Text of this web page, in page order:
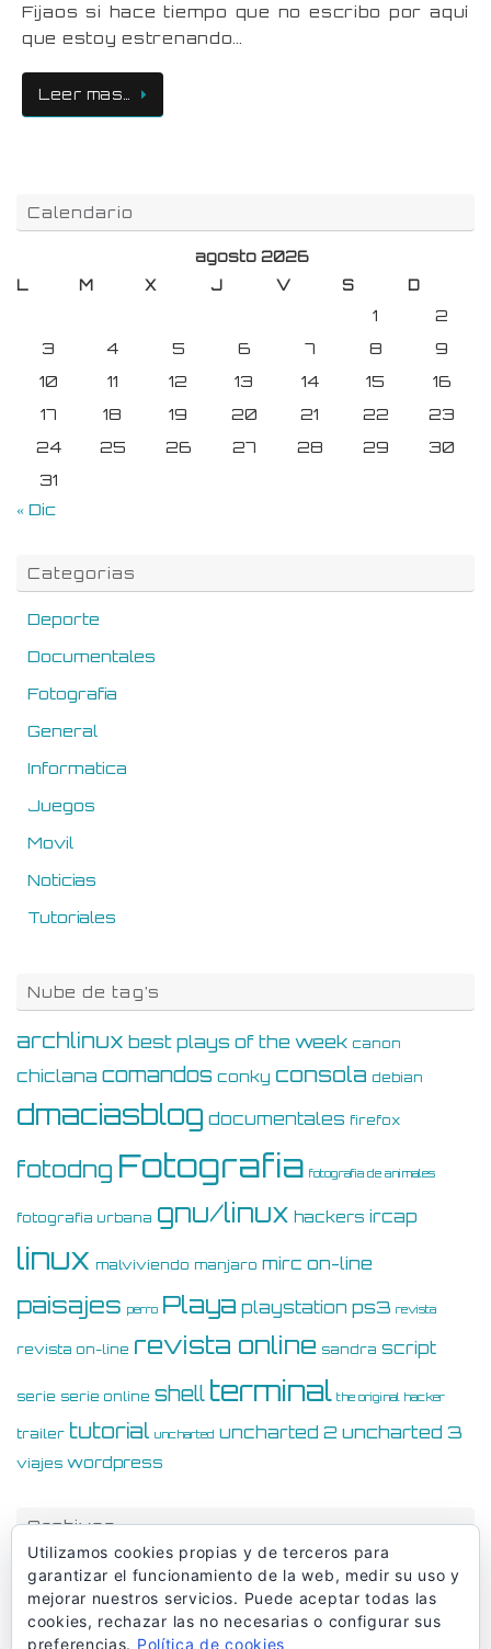
Fijaos si hace tiempo que no escribo por aquí
que estoy estrenando…
Leer mas…
Calendario
agosto 2026
L
M X J V S D
1
2
3
4 5 6 7 8
9
10
11 12 13 14 15
16
17
18 19 20 21 22
23
24
25 26 27 28 29
30
31
« Dic
Categorias
Deporte
Documentales
Fotografia
General
Informatica
Juegos
Movil
Noticias
Tutoriales
Nube de tag’s
archlinux best plays of the week canon
chiclana comandos conky consola debian
dmaciasblog documentales firefox
fotodng Fotografia fotografia de animales
fotografia urbana gnu/linux hackers ircap
linux malviviendo manjaro mirc on-line
paisajes perro Playa playstation ps3 revista
revista on-line revista online sandra script
serie serie online shell terminal the original hacker
trailer tutorial uncharted uncharted 2 uncharted 3
viajes wordpress
Archivos
Archivos
Utilizamos cookies propias y de terceros para
garantizar el funcionamiento de la web, medir su uso y
mejorar nuestros servicios. Puede aceptar todas las
cookies, rechazar las no necesarias o configurar sus
preferencias. Política de cookies